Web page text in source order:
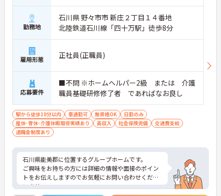
勤務地
石川県 野々市市 新庄２丁目１４番地
北陸鉄道石川線「四十万駅」徒歩8分
雇用形態 正社員(正職員)
応募要件
■不問 ※ホームヘルパー2級 または 介護
職員基礎研修修了者 であればなお良し
駅から徒歩10分以内 車通勤可 無資格OK
日勤のみ
産休･育休･介護休暇取得実績あり
高収入 社会保険完備
交通費支給
退職金制度あり
石川県能美郡に位置するグループホームです。
ご興味をお持ちの方には詳細の情報や面接のポイン
トをお伝えしますのでお気軽にお問い合わせくださ
いませ。